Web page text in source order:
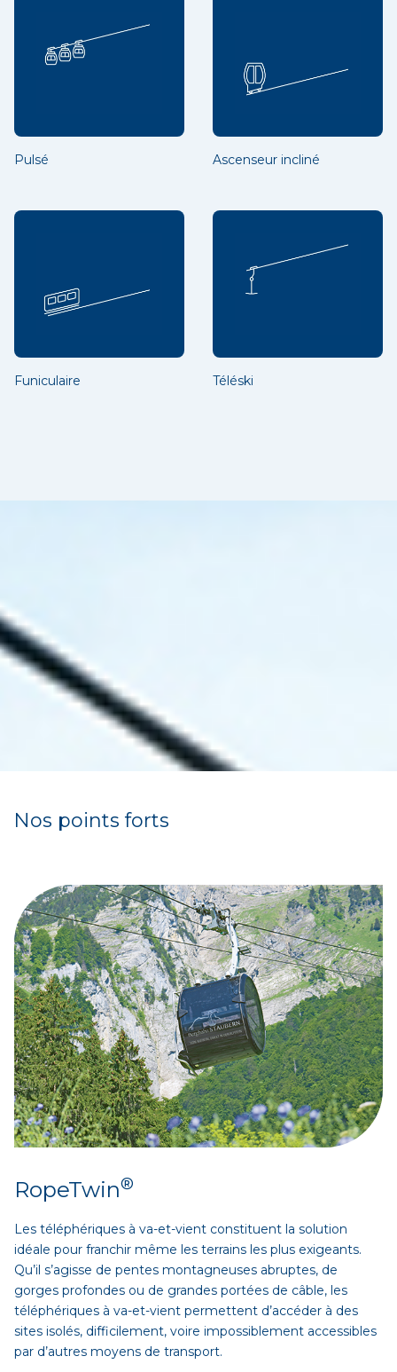
Pulsé Ascenseur incliné
Funiculaire Téléski
Nos points forts
RopeTwin®
Les téléphériques à va-et-vient constituent la solution
idéale pour franchir même les terrains les plus exigeants.
Qu’il s’agisse de pentes montagneuses abruptes, de
gorges profondes ou de grandes portées de câble, les
téléphériques à va-et-vient permettent d’accéder à des
sites isolés, difficilement, voire impossible­ment accessibles
par d’autres moyens de transport.